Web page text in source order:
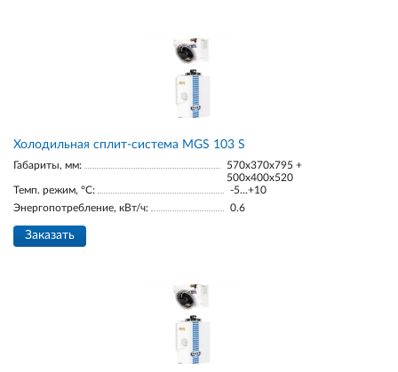
Холодильная сплит-система MGS 103 S
Габариты, мм:
570x370x795 +
500x400x520
Темп. режим, °С:
-5...+10
Энергопотребление, кВт/ч:
0.6
Заказать